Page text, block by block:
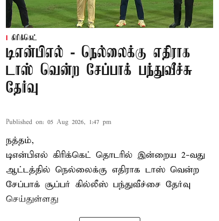
கிரிக்கெட்
டிஎன்பிஎல் - நெல்லைக்கு எதிராக
டாஸ் வென்ற சேப்பாக் பந்துவீச்சு
தேர்வு
Published on: 05 Aug 2026, 1:47 pm
நத்தம்,
டிஎன்பிஎல் கிரிக்கெட் தொடரில் இன்றைய 2-வது
ஆட்டத்தில் நெல்லைக்கு எதிராக டாஸ் வென்ற
சேப்பாக் சூப்பர் கில்லீஸ் பந்துவீச்சை தேர்வு
செய்துள்ளது